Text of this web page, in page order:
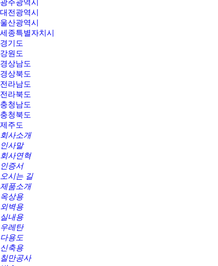
광주광역시
대전광역시
울산광역시
세종특별자치시
경기도
강원도
경상남도
경상북도
전라남도
전라북도
충청남도
충청북도
제주도
회사소개
인사말
회사연혁
인증서
오시는 길
제품소개
옥상용
외벽용
실내용
우레탄
다용도
신축용
칠만공사